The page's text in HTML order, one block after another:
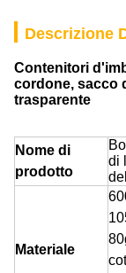
Descrizione
Contenitori
cordone, sacco
trasparente
Nome di
prodotto
di
Materiale